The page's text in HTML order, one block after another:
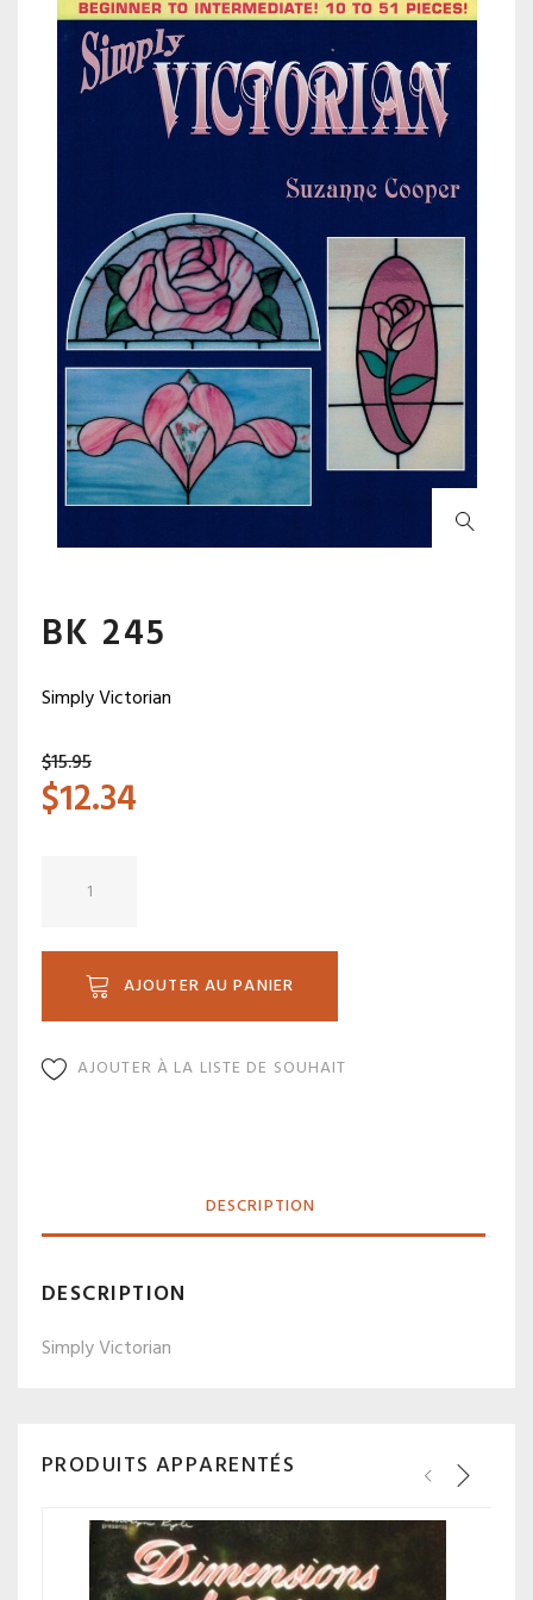
BK 245
Simply Victorian
$15.95
$12.34
AJOUTER AU PANIER
AJOUTER À LA LISTE DE SOUHAIT
DESCRIPTION
DESCRIPTION
Simply Victorian
PRODUITS APPARENTÉS